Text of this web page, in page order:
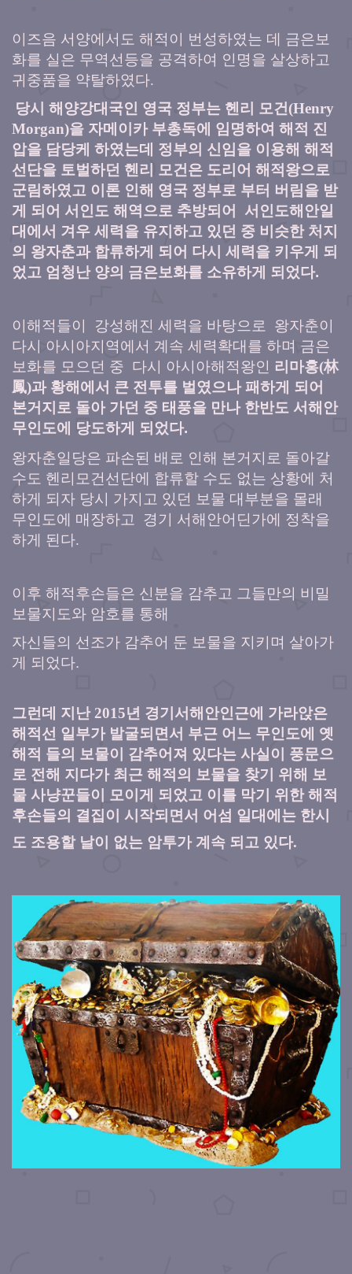
이즈음 서양에서도 해적이 번성하였는 데 금은보
화를 실은 무역선등을 공격하여 인명을 살상하고
귀중품을 약탈하였다.
당시 해양강대국인 영국 정부는 헨리 모건(Henry
Morgan)을 자메이카 부총독에 임명하여 해적 진
압을 담당케 하였는데 정부의 신임을 이용해 해적
선단을 토벌하던 헨리 모건은 도리어 해적왕으로
군림하였고 이론 인해 영국 정부로 부터 버림을 받
게 되어 서인도 해역으로 추방되어
서인도해안일
대에서 겨우 세력을 유지하고 있던 중 비슷한 처지
의 왕자춘과 합류하게 되어 다시 세력을 키우게 되
었고 엄청난 양의 금은보화를 소유하게 되었다.
이해적들이 강성해진 세력을 바탕으로 왕자춘이
다시 아시아지역에서 계속 세력확대를 하며 금은
보화를 모으던 중 다시 아시아해적왕인 리마홍(林
鳳)과 황해에서 큰 전투를 벌였으나 패하게 되어
본거지로 돌아 가던 중 태풍을 만나 한반도 서해안
무인도에 당도하게 되었다.
왕자춘일당은 파손된 배로 인해 본거지로 돌아갈
수도 헨리모건선단에 합류할 수도 없는 상황에 처
하게 되자 당시 가지고 있던 보물 대부분을 몰래
무인도에 매장하고 경기 서해안어딘가에 정착을
하게 된다.
이후 해적후손들은 신분을 감추고 그들만의 비밀
보물지도와 암호를 통해
자신들의 선조가 감추어 둔 보물을 지키며 살아가
게 되었다.
그런데 지난 2015년 경기서해안인근에 가라앉은
해적선 일부가 발굴되면서 부근 어느 무인도에 옛
해적 들의 보물이 감추어져 있다는 사실이 풍문으
로 전해 지다가 최근 해적의 보물을 찾기 위해 보
물 사냥꾼들이 모이게 되었고 이를 막기 위한 해적
후손들의 결집이 시작되면서 어섬 일대에는 한시
도 조용할 날이 없는 암투가 계속 되고 있다.